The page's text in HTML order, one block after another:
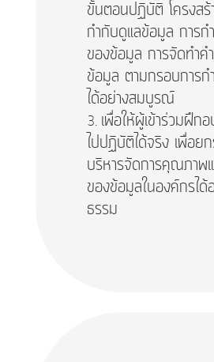
ขั้นตอนปฏิบัติ โครงสร้
กำกับดูแลข้อมูล การ
ของข้อมูล การจัดทำค
ข้อมูล ตามกรอบการ
ได้อย่างสมบูรณ์
เพื่อให้ผู้เข้าร่วมฝึก
ไปปฏิบัติได้จริง เพื่อย
บริหารจัดการคุณภาพ
ของข้อมูลในองค์กรได้
ธรรม